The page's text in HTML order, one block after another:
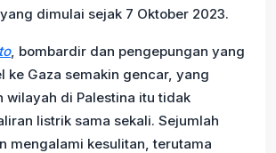
dimulai sejak 7 Oktober 2023.
, bombardir dan pengepungan yang
ke Gaza semakin gencar, yang
wilayah di Palestina itu tidak
listrik sama sekali. Sejumlah
mengalami kesulitan, terutama